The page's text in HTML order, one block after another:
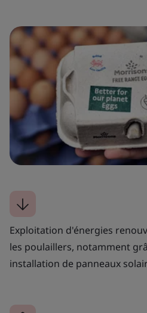
Exploitation d'énergies
les poulaillers, notamment
installation de panneaux